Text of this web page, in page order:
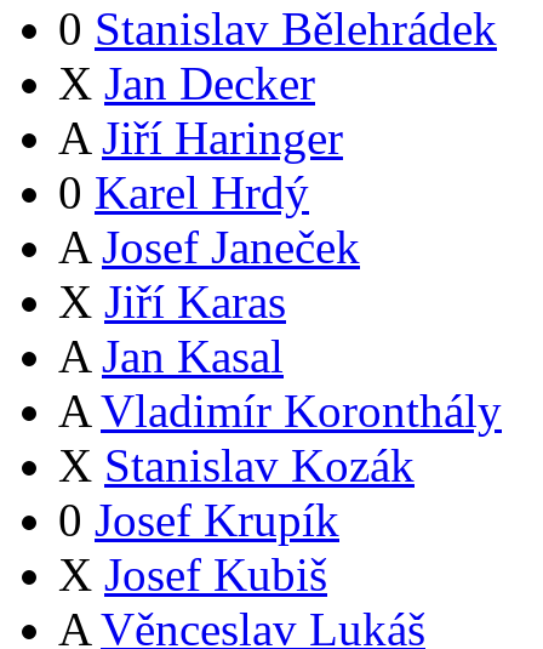
0 Stanislav Bělehrádek
X Jan Decker
A Jiří Haringer
0 Karel Hrdý
A Josef Janeček
X Jiří Karas
A Jan Kasal
A Vladimír Koronthály
X Stanislav Kozák
0 Josef Krupík
X Josef Kubiš
A Věnceslav Lukáš